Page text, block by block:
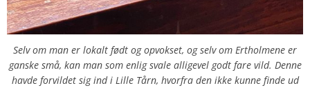
Selv om man er lokalt født og opvokset, og selv om Ertholmene er
ganske små, kan man som enlig svale alligevel godt fare vild. Denne
havde forvildet sig ind i Lille Tårn, hvorfra den ikke kunne finde ud